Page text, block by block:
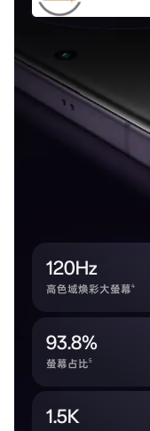
120Hz
高色域煥彩大螢幕4
93.8%
螢幕占比5
1.5K